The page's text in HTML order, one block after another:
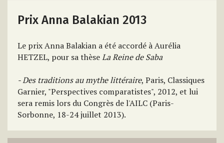
Prix Anna Balakian 2013
Le prix Anna Balakian a été accordé à Aurélia
HETZEL, pour sa thèseLa Reine de Saba
- Des traditions au mythe littéraire, Paris, Classiques
Garnier, "Perspectives comparatistes", 2012, et lui
sera remis lors du Congrès de l'AILC (Paris-
Sorbonne, 18-24 juillet 2013).